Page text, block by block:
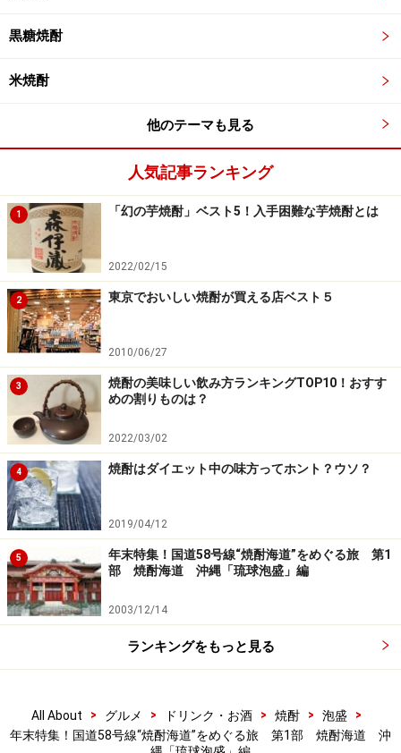
黒糖焼酎
米焼酎
他のテーマも見る
人気記事ランキング
1 「幻の芋焼酎」ベスト5！入手困難な芋焼酎とは
2022/02/15
2 東京でおいしい焼酎が買える店ベスト５
2010/06/27
3
焼酎の美味しい飲み方ランキングTOP10！おすす
めの割りものは？
2022/03/02
4 焼酎はダイエット中の味方ってホント？ウソ？
2019/04/12
5
年末特集！国道58号線“焼酎海道”をめぐる旅 第1
部 焼酎海道 沖縄「琉球泡盛」編
2003/12/14
ランキングをもっと見る
All About > グルメ > ドリンク・お酒 > 焼酎 > 泡盛
>
年末特集！国道58号線“焼酎海道”をめぐる旅 第1部 焼酎海道 沖